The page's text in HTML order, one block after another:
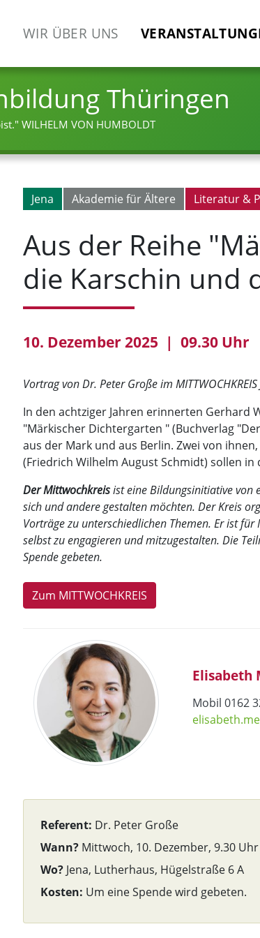
WIR ÜBER UNS
Thüringen
WILHELM VON HUMBOLDT
Jena Akademie für Ältere Literatur &
Aus der Reihe
die Karschin und
10. Dezember 2025 | 09.30 Uhr
Vortrag von Dr. Peter Große im MITTWOCHKREIS
In den achtziger Jahren erinnerten Gerhard
"Märkischer Dichtergarten " (Buchverlag
aus der Mark und aus Berlin. Zwei von
(Friedrich Wilhelm August Schmidt) sollen
Der Mittwochkreisist eine Bildungsinitiative von
sich und andere gestalten möchten. Der Kreis
Vorträge zu unterschiedlichen Themen. Er ist
selbst zu engagieren und mitzugestalten. Die
Spende gebeten.
Zum MITTWOCHKREIS
Elisabeth
Mobil 0162
Referent: Dr. Peter Große
Wann? Mittwoch, 10. Dezember, 9.30 Uhr
Wo? Jena, Lutherhaus, Hügelstraße 6 A
Kosten: Um eine Spende wird gebeten.